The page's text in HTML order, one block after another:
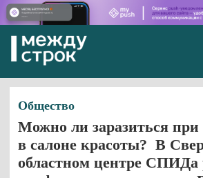
Общество
Можно ли заразиться при
в салоне красоты? В
областном центре СПИДа